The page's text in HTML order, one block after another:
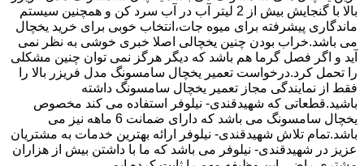
بالا با گنجایش بیش از 2 لیتر آب در آب سرد کن و همچنین سیستم
ماندگاری پیشرفته برای میوه جات،انتخاب خوبی برای خرید یخچال
می باشد.خراب بودن چنین یخچالی اصلا خبری خوشی به نظر نمی
آید و اگر فصل گرما هم باشد که دیگر هرگز نمی توان چنین مشکلی
را تحمل کرد.درخواست تعمیر یخچال سامسونگ مدل فریزر بالا را
فقط از نمایندگی مجاز تعمیر یخچال سامسونگ داشته
باشید.قطعاتی که شهیدقندی- نیلوفر استفاده می کند مخصوص
یخچال سامسونگ می باشد که دارای ضمانت 6 ماهه نیز می
باشد.تمام تلاش شهیدقندی- نیلوفر ارائه بهترین خدمات به مشتریان
عزیز در شهیدقندی- نیلوفر می باشد که ما با داشتن بیش از هزاران